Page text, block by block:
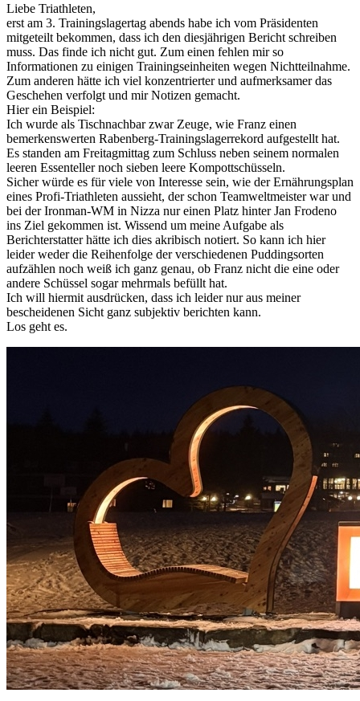
Liebe Triathleten,
erst am 3. Trainingslagertag abends habe ich vom Präsidenten
mitgeteilt bekommen, dass ich den diesjährigen Bericht schreiben
muss. Das finde ich nicht gut. Zum einen fehlen mir so
Informationen zu einigen Trainingseinheiten wegen Nichtteilnahme.
Zum anderen hätte ich viel konzentrierter und aufmerksamer das
Geschehen verfolgt und mir Notizen gemacht.
Hier ein Beispiel:
Ich wurde als Tischnachbar zwar Zeuge, wie Franz einen
bemerkenswerten Rabenberg-Trainingslagerrekord aufgestellt hat.
Es standen am Freitagmittag zum Schluss neben seinem normalen
leeren Essenteller noch sieben leere Kompottschüsseln.
Sicher würde es für viele von Interesse sein, wie der Ernährungsplan
eines Profi-Triathleten aussieht, der schon Teamweltmeister war und
bei der Ironman-WM in Nizza nur einen Platz hinter Jan Frodeno
ins Ziel gekommen ist. Wissend um meine Aufgabe als
Berichterstatter hätte ich dies akribisch notiert. So kann ich hier
leider weder die Reihenfolge der verschiedenen Puddingsorten
aufzählen noch weiß ich ganz genau, ob Franz nicht die eine oder
andere Schüssel sogar mehrmals befüllt hat.
Ich will hiermit ausdrücken, dass ich leider nur aus meiner
bescheidenen Sicht ganz subjektiv berichten kann.
Los geht es.